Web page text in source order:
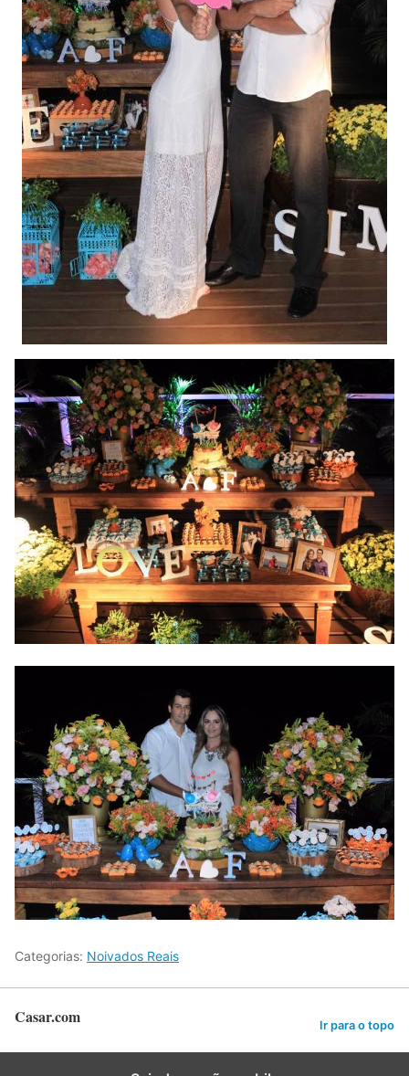
Categorias: Noivados Reais
Casar.com Ir para o topo